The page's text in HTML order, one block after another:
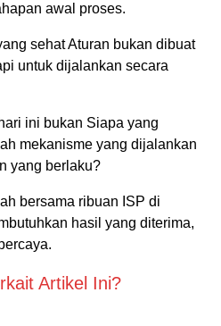
awal proses.
sehat Aturan bukan dibuat
untuk dijalankan secara
ini bukan Siapa yang
mekanisme yang dijalankan
yang berlaku?
bersama ribuan ISP di
hasil yang diterima,
Artikel Ini?